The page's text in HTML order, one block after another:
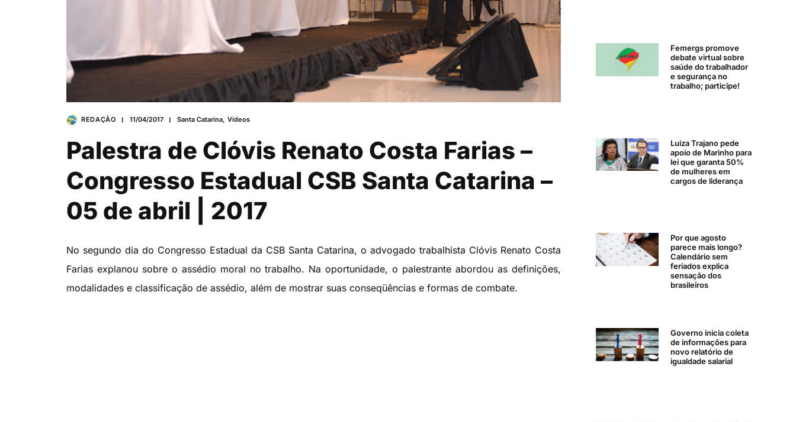
REDAÇÃO 11/04/2017 Santa Catarina, Vídeos
Palestra de Clóvis Renato Costa Farias –
Congresso Estadual CSB Santa Catarina –
05 de abril | 2017
No segundo dia do Congresso Estadual da CSB Santa Catarina, o advogado trabalhista Clóvis Renato Costa
Farias explanou sobre o assédio moral no trabalho. Na oportunidade, o palestrante abordou as definições,
modalidades e classificação de assédio, além de mostrar suas conseqüências e formas de combate.
Femergs promove
debate virtual sobre
saúde do trabalhador
e segurança no
trabalho; participe!
Luiza Trajano pede
apoio de Marinho para
lei que garanta 50%
de mulheres em
cargos de liderança
Por que agosto
parece mais longo?
Calendário sem
feriados explica
sensação dos
brasileiros
Governo inicia coleta
de informações para
novo relatório de
igualdade salarial